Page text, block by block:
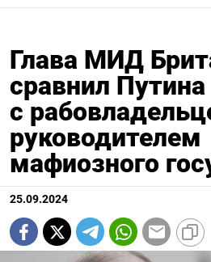
Глава МИД
сравнил Путина
с
руководителем
мафиозного
25.09.2024